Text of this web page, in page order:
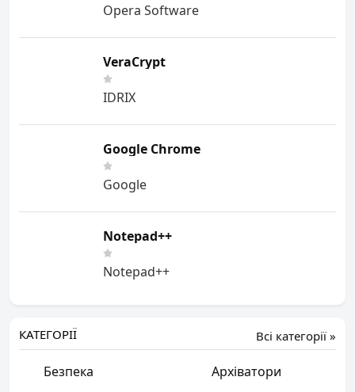
Opera Software
VeraCrypt
IDRIX
Google Chrome
Google
Notepad++
Notepad++
Всі категорії »
КАТЕГОРІЇ
Безпека
Архіватори